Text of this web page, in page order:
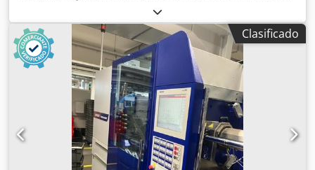
5.200 kg
producto (máx.):1.300 mm, Máquina de moldeo por
inyección vertical fabricada en 2016. Esta Battenfeld CM 40
tiene un peso de 5200 kg y una altura de trabajo de 1000
mm. La máquina está equipada con un robusto sistema de
seguridad que garantiza la seguridad operativa. Si busca
obtener una capacidad de moldeo por inyección de alta
calidad, considere la máquina Battenfeld CM 40 que
tenemos a la venta. Póngase en contacto con nosotros para
obtener más detalles. Dodpeztdwwsfx Am Ujck - Presión
del sistema hidráulico: 247 / 210 bar- Presión del sistema
Clasificado